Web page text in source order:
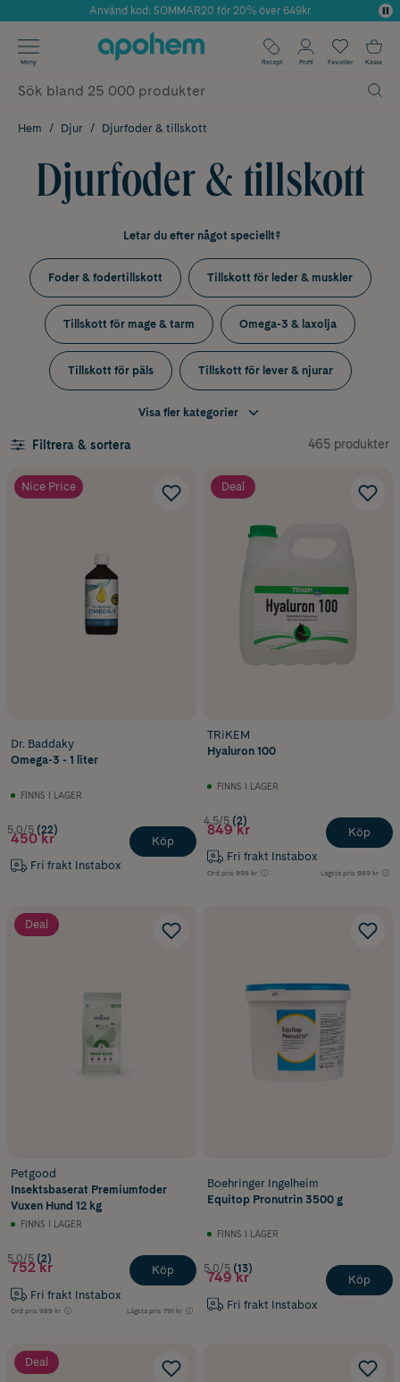
Årets Butik 2025 inom Skönhet
Använd kod: SOMMAR20 för 20% över 649kr
✓ Fri frakt
✓ Poäng på alla köp*
Meny Recept Profil Favoriter Kassa
Hem Djur Djurfoder & tillskott
Djurfoder & tillskott
Letar du efter något speciellt?
Foder & fodertillskott Tillskott för leder & muskler
Tillskott för mage & tarm Omega-3 & laxolja
Tillskott för päls Tillskott för lever & njurar
Tillskott för urinvägar Tillskott vid stress & oro
Visa fler kategorier
Filtrera & sortera 465 produkter
Nice Price
Dr. Baddaky
Omega-3 - 1 liter
FINNS I LAGER
5.0/5 (22)
450 kr
Fri frakt Instabox
Köp
Deal
TRiKEM
Hyaluron 100
FINNS I LAGER
4.5/5 (2)
849 kr
Fri frakt Instabox
Ord.pris 999 kr Lägsta pris 989 kr
Köp
Deal
Petgood
Insektsbaserat Premiumfoder
Vuxen Hund 12 kg
FINNS I LAGER
5.0/5 (2)
752 kr
Fri frakt Instabox
Ord.pris 989 kr Lägsta pris 791 kr
Köp
Boehringer Ingelheim
Equitop Pronutrin 3500 g
FINNS I LAGER
5.0/5 (13)
749 kr
Fri frakt Instabox
Köp
Deal